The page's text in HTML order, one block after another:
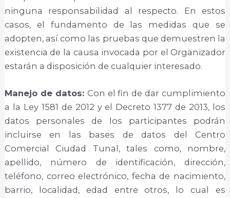
ninguna responsabilidad al respecto. En estos
casos, el fundamento de las medidas que se
adopten, así como las pruebas que demuestren la
existencia de la causa invocada por el Organizador
estarán a disposición de cualquier interesado.
Manejo de datos: Con el fin de dar cumplimiento
a la Ley 1581 de 2012 y el Decreto 1377 de 2013, los
datos personales de los participantes podrán
incluirse en las bases de datos del Centro
Comercial Ciudad Tunal, tales como, nombre,
apellido, número de identificación, dirección,
teléfono, correo electrónico, fecha de nacimiento,
barrio, localidad, edad entre otros, lo cual es